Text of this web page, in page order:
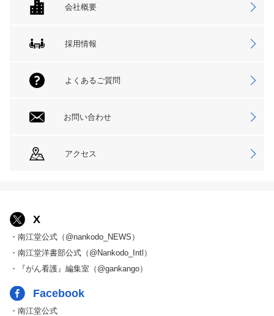
会社概要
採用情報
よくあるご質問
お問い合わせ
アクセス
X
・南江堂公式（@nankodo_NEWS）
・南江堂洋書部公式（@Nankodo_Intl）
・『がん看護』編集室（@gankango）
Facebook
・南江堂公式